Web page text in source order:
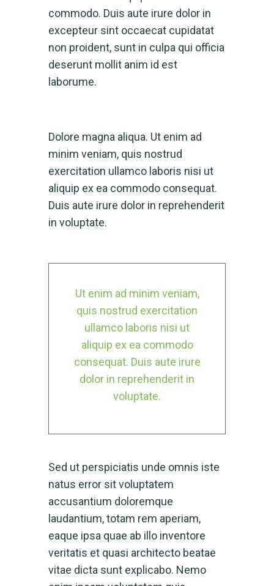
commodo. Duis aute irure dolor in
excepteur sint occaecat cupidatat
non proident, sunt in culpa qui officia
deserunt mollit anim id est
laborume.
Dolore magna aliqua. Ut enim ad
minim veniam, quis nostrud
exercitation ullamco laboris nisi ut
aliquip ex ea commodo consequat.
Duis aute irure dolor in reprehenderit
in voluptate.
Ut enim ad minim veniam,
quis nostrud exercitation
ullamco laboris nisi ut
aliquip ex ea commodo
consequat. Duis aute irure
dolor in reprehenderit in
voluptate.
Sed ut perspiciatis unde omnis iste
natus error sit voluptatem
accusantium doloremque
laudantium, totam rem aperiam,
eaque ipsa quae ab illo inventore
veritatis et quasi architecto beatae
vitae dicta sunt explicabo. Nemo